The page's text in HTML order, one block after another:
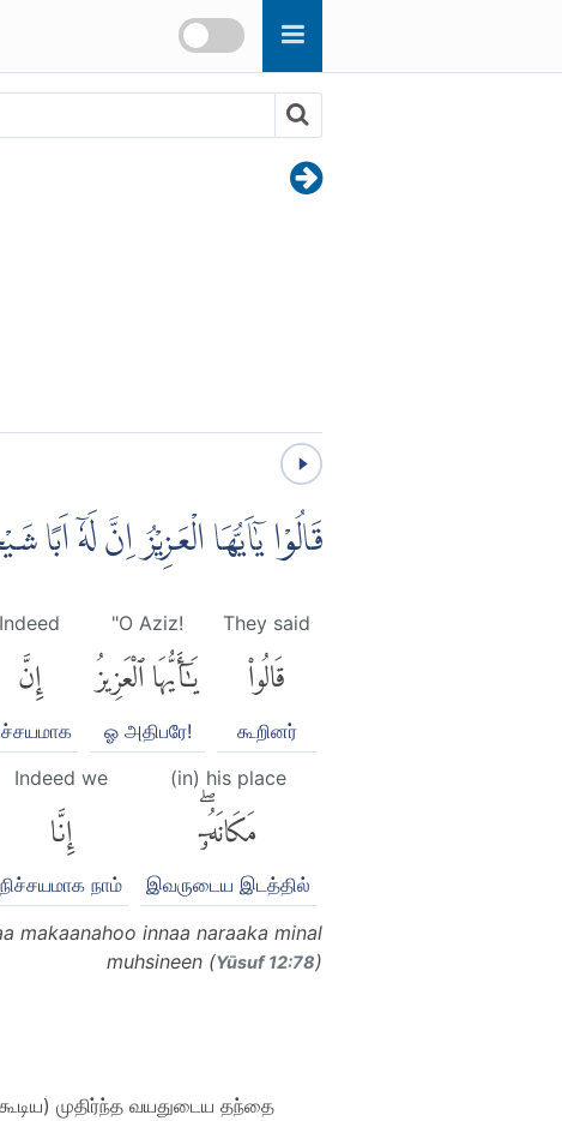
قَالُوْا يٰٓاَيُّهَا الْعَزِيْزُ اِنَّ لَهٗٓ
They said
قَالُوا۟
கூறினர்
"O Aziz!
يَٰٓأَيُّهَا ٱلْعَزِيزُ
ஓ அதிபரே!
Indeed
إِنَّ
(in) his place
مَكَانَهُۥٓۖ
இவருடைய இடத்தில்
Indeed we
إِنَّا
நிச்சயமாக நாம்
makaanahoo innaa naraaka minal
muhsineen (Yūsuf 12:78)
முதிர்ந்த வயதுடைய தந்தை